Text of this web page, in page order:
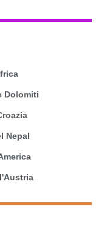
Dolomiti
Nepal